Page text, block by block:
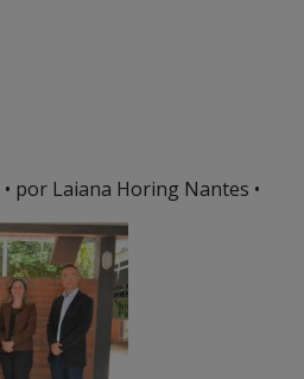
• por Laiana Horing Nantes •